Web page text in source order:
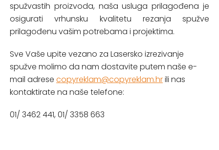
spužvastih proizvoda, naša usluga prilagođena je
osigurati vrhunsku kvalitetu rezanja spužve
prilagođenu vašim potrebama i projektima.
Sve Vaše upite vezano za Lasersko izrezivanje
spužve molimo da nam dostavite putem naše e-
mail adrese copyreklam@copyreklam.hrili nas
kontaktirate na naše telefone:
01/ 3462 441, 01/ 3358 663